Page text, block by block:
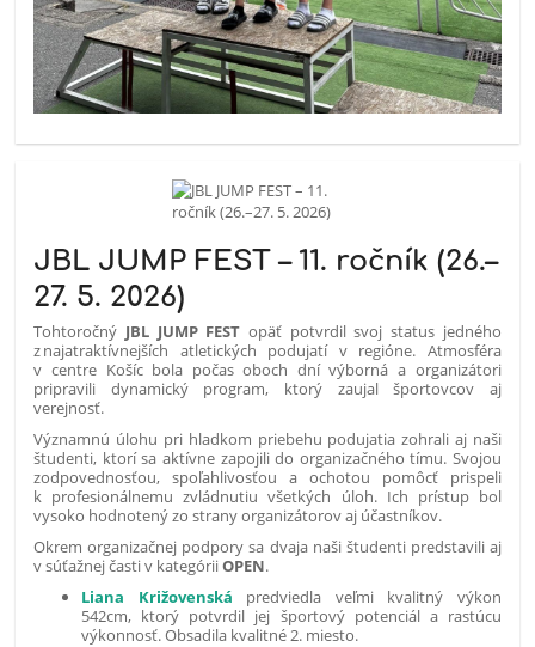
JBL JUMP FEST – 11. ročník (26.–
27. 5. 2026)
Tohtoročný JBL JUMP FEST opäť potvrdil svoj status jedného
z najatraktívnejších atletických podujatí v regióne. Atmosféra
v centre Košíc bola počas oboch dní výborná a organizátori
pripravili dynamický program, ktorý zaujal športovcov aj
verejnosť.
Významnú úlohu pri hladkom priebehu podujatia zohrali aj naši
študenti, ktorí sa aktívne zapojili do organizačného tímu. Svojou
zodpovednosťou, spoľahlivosťou a ochotou pomôcť prispeli
k profesionálnemu zvládnutiu všetkých úloh. Ich prístup bol
vysoko hodnotený zo strany organizátorov aj účastníkov.
Okrem organizačnej podpory sa dvaja naši študenti predstavili aj
v súťažnej časti v kategóriiOPEN.
Liana
Križovenská predviedla veľmi kvalitný výkon
542cm, ktorý potvrdil jej športový potenciál a rastúcu
výkonnosť. Obsadila kvalitné 2. miesto.